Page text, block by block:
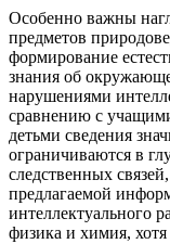
Особенно важны
предметов
формирование
знания об
нарушениями
сравнению с
детьми сведения
ограничиваются в
следственных
предлагаемой
интеллектуального
физика и химия,